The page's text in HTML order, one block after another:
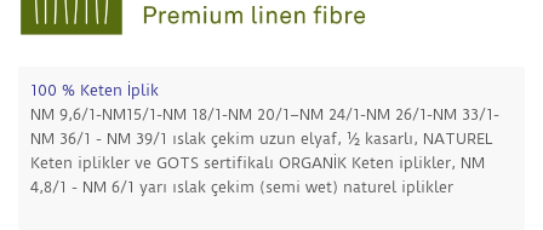
100 % Keten İplik
NM 9,6/1-NM15/1-NM 18/1-NM 20/1–NM 24/1-NM 26/1-NM 33/1-
NM 36/1 - NM 39/1 ıslak çekim uzun elyaf, ½ kasarlı, NATUREL
Keten iplikler ve GOTS sertifikalı ORGANİK Keten iplikler, NM
4,8/1 - NM 6/1 yarı ıslak çekim (semi wet) naturel iplikler